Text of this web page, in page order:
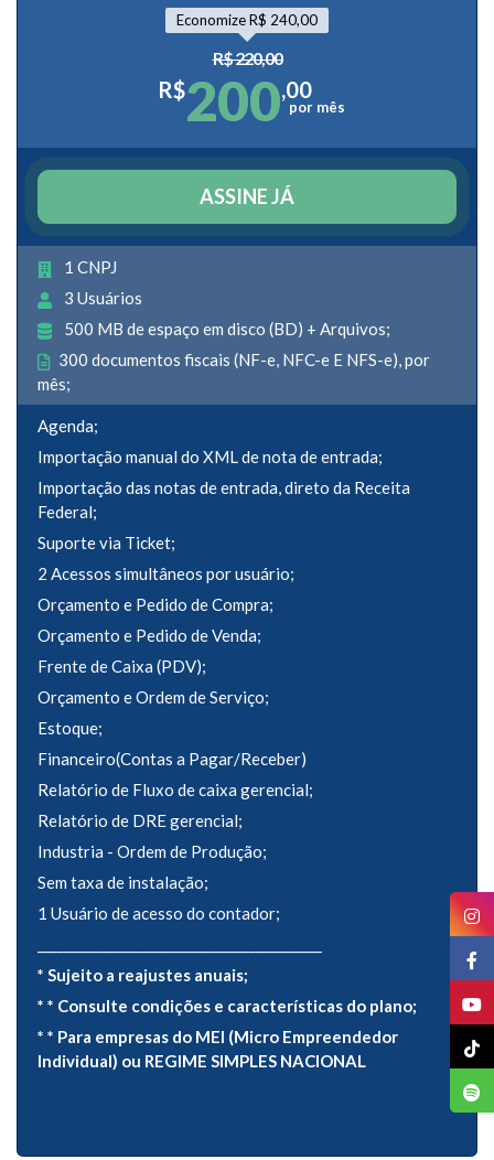
Economize R$ 240,00
R$ 220,00
R$200,00
por mês
ASSINE JÁ
1 CNPJ
3 Usuários
500 MB de espaço em disco (BD) + Arquivos;
300 documentos fiscais (NF-e, NFC-e E NFS-e), por
mês;
Agenda;
Importação manual do XML de nota de entrada;
Importação das notas de entrada, direto da Receita
Federal;
Suporte via Ticket;
2 Acessos simultâneos por usuário;
Orçamento e Pedido de Compra;
Orçamento e Pedido de Venda;
Frente de Caixa (PDV);
Orçamento e Ordem de Serviço;
Estoque;
Financeiro(Contas a Pagar/Receber)
Relatório de Fluxo de caixa gerencial;
Relatório de DRE gerencial;
Industria - Ordem de Produção;
Sem taxa de instalação;
1 Usuário de acesso do contador;
* Sujeito a reajustes anuais;
* * Consulte condições e características do plano;
* * Para empresas do MEI (Micro Empreendedor
Individual) ou REGIME SIMPLES NACIONAL